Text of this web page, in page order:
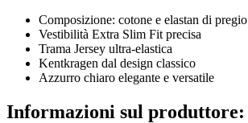
Composizione: cotone e elastan di pregio
Vestibilità Extra Slim Fit precisa
Trama Jersey ultra-elastica
Kentkragen dal design classico
Azzurro chiaro elegante e versatile
Informazioni sul produttore: